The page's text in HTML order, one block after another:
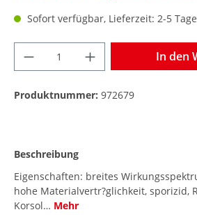
Sofort verfügbar, Lieferzeit: 2-5 Tage
In den
Produktnummer: 972679
Beschreibung
Eigenschaften: breites
hohe Materialvertr?glichkeit, sporizid,
Korsol… Mehr